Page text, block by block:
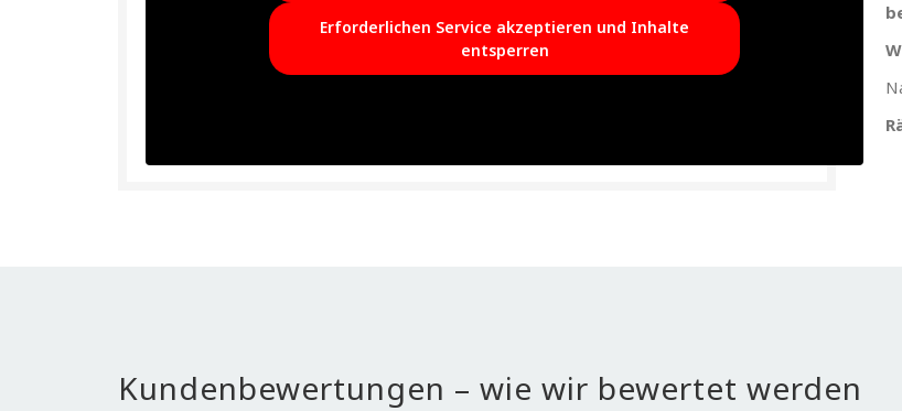
Erforderlichen Service akzeptieren und Inhalte
entsperren
Kundenbewertungen – wie wir bewertet werden